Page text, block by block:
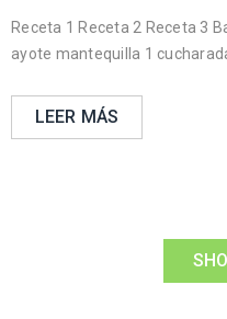
Receta 1 Receta 2 Receta 3
ayote mantequilla 1
LEER MÁS